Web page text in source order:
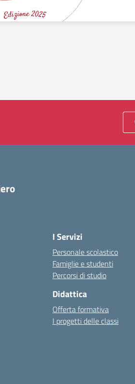
I Servizi
Personale scolastico
Famiglie e studenti
Percorsi di studio
Didattica
Offerta formativa
I progetti delle classi